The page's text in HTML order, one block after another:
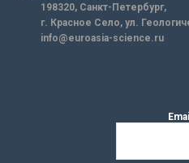
198320, Санкт-Петербург,
г. Красное Село, ул.
info@euroasia-science.ru